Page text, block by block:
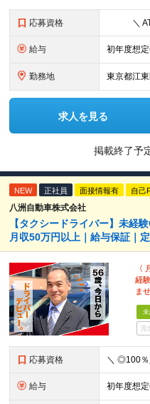
応募資格
給与
勤務地
求人を見る
掲載終了予
NEW 正社員 面接情報有 自己
八洲自動車株式会社
【タクシードライバー】未経
月収50万円以上｜給与保証｜
〈
経
ま
完
応募資格
給与